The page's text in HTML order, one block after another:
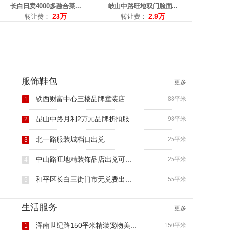
长白日卖4000多融合菜...
转让费： 23万
岐山中路旺地双门脸面...
转让费： 2.9万
服饰鞋包 更多
88平米
1 铁西财富中心三楼品牌童装店...
98平米
2 昆山中路月利2万元品牌折扣服...
25平米
3 北一路服装城档口出兑
25平米
4 中山路旺地精装饰品店出兑可...
55平米
5 和平区长白三街门市无兑费出...
生活服务 更多
150平米
1 浑南世纪路150平米精装宠物美...